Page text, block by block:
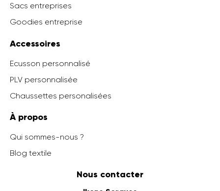
Sacs entreprises
Goodies entreprise
Accessoires
Ecusson personnalisé
PLV personnalisée
Chaussettes personalisées
À propos
Qui sommes-nous ?
Blog textile
Nous contacter